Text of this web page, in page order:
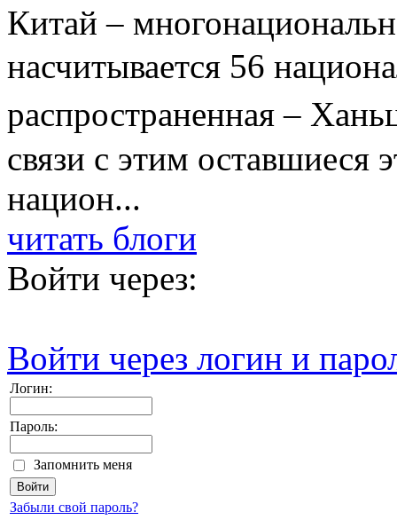
Китай –
насчитывается 56
распространенная –
связи с этим оставшиеся
национ...
читать блоги
Войти через:
Войти через логин и
Логин:
Пароль:
Запомнить меня
Забыли свой пароль?